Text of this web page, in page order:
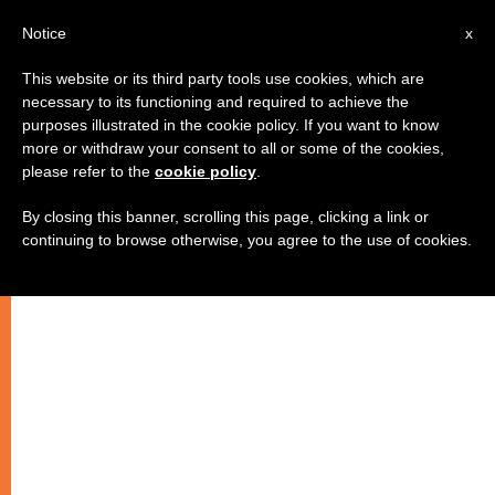
لبنان: تقديم رسالة البابا بعنوان
x
Notice
This website or its third party tools use cookies, which are
necessary to its functioning and required to achieve the
purposes illustrated in the cookie policy. If you want to know
more or withdraw your consent to all or some of the cookies,
please refer to the cookie policy
By closing this banner, scrolling this page, clicking a link or
continuing to browse otherwise, you agree to the use of cookies.